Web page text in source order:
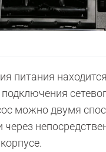
питания
можно двумя